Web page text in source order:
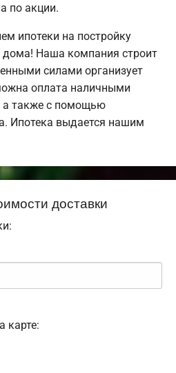
по акции.
ипотеки на постройку
дома! Наша компания строит
силами организует
оплата наличными
а также с помощью
Ипотека выдается нашим
доставки
карте: